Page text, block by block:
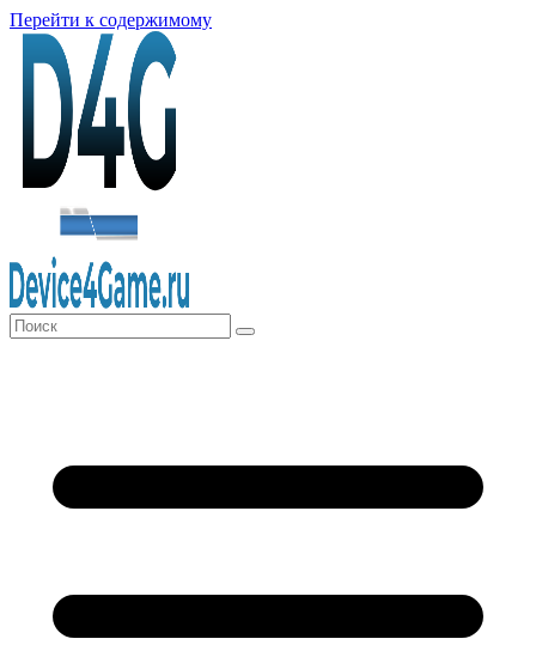
Перейти к содержимому